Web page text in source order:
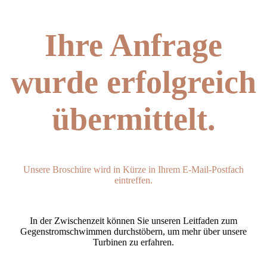
Ihre Anfrage
wurde erfolgreich
übermittelt.
Unsere Broschüre wird in Kürze in Ihrem E-Mail-Postfach
eintreffen.
In der Zwischenzeit können Sie unseren Leitfaden zum
Gegenstromschwimmen durchstöbern, um mehr über unsere
Turbinen zu erfahren.